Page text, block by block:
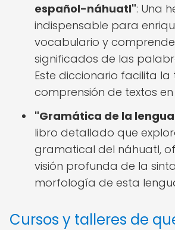
español-náhuatl": Una
indispensable para
vocabulario y
significados de las
Este diccionario facilita
comprensión de textos
"Gramática de la
libro detallado que
gramatical del náhuatl,
visión profunda de la
morfología de esta
Cursos y talleres de